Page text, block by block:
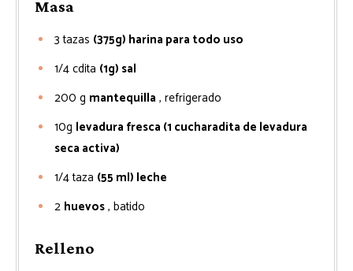
Masa
3 tazas (375g) harina para todo uso
1/4cdita (1g) sal
200 g mantequilla , refrigerado
10g levadura fresca (1 cucharadita de levadura
seca activa)
1/4taza (55 ml) leche
2 huevos, batido
Relleno